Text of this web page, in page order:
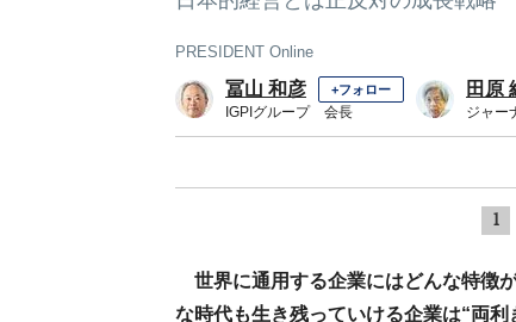
PRESIDENT Online
冨山 和彦 +フォロー
IGPIグループ 会長
田原
ジャー
1
世界に通用する企業にはどんな特徴
な時代も生き残っていける企業は“両